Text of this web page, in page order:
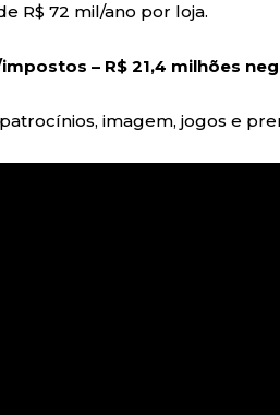
R$ 72 mil/ano por loja.
– R$ 21,4 milhões
imagem, jogos e